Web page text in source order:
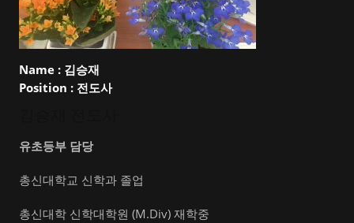
Name : 김승재
Position : 전도사
유초등부 담당
총신대학교 신학과 졸업
총신대학 신학대학원 (M.Div) 재학중